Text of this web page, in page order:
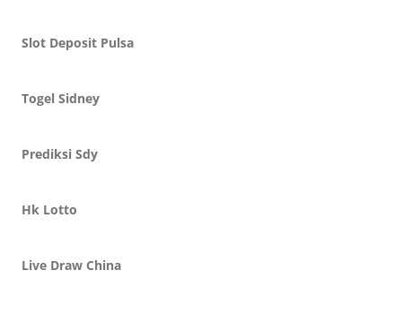
Slot Deposit Pulsa
Togel Sidney
Prediksi Sdy
Hk Lotto
Live Draw China